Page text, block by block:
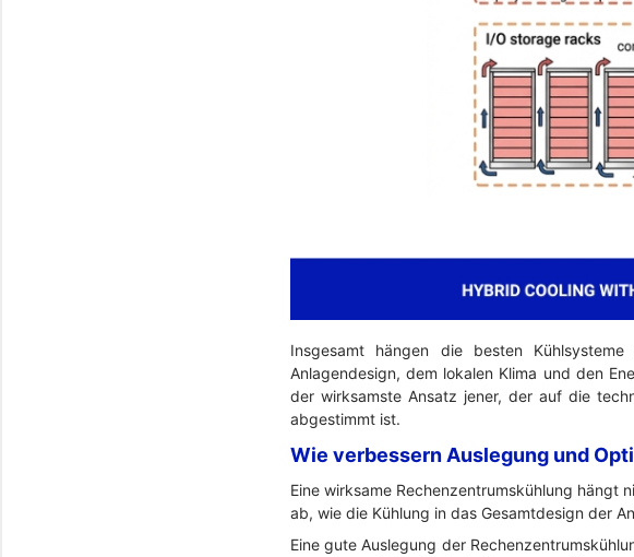
Insgesamt hängen die besten
Anlagendesign, dem lokalen Klima und den
der wirksamste Ansatz jener, der auf die
abgestimmt ist.
Wie verbessern Auslegung und
Eine wirksame Rechenzentrumskühlung hängt
ab, wie die Kühlung in das Gesamtdesign der
Eine gute Auslegung der